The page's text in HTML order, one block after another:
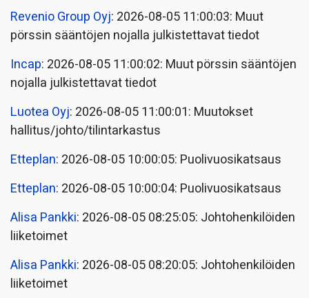
Revenio Group Oyj: 2026-08-05 11:00:03: Muut
pörssin sääntöjen nojalla julkistettavat tiedot
Incap: 2026-08-05 11:00:02: Muut pörssin sääntöjen
nojalla julkistettavat tiedot
Luotea Oyj: 2026-08-05 11:00:01: Muutokset
hallitus/johto/tilintarkastus
Etteplan: 2026-08-05 10:00:05: Puolivuosikatsaus
Etteplan: 2026-08-05 10:00:04: Puolivuosikatsaus
Alisa Pankki: 2026-08-05 08:25:05: Johtohenkilöiden
liiketoimet
Alisa Pankki: 2026-08-05 08:20:05: Johtohenkilöiden
liiketoimet